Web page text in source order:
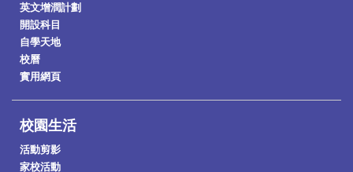
英文增潤計劃
開設科目
自學天地
校曆
實用網頁
校園生活
活動剪影
家校活動